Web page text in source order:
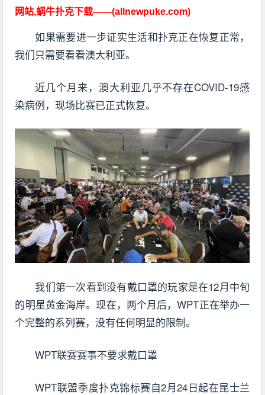
网站,蜗牛扑克下载——(allnewpuke.com)
如果需要进一步证实生活和扑克正在恢复正常，
我们只需要看看澳大利亚。
近几个月来，澳大利亚几乎不存在COVID-19感
染病例，现场比赛已正式恢复。
我们第一次看到没有戴口罩的玩家是在12月中旬
的明星黄金海岸。现在，两个月后，WPT正在举办一
个完整的系列赛，没有任何明显的限制。
WPT联赛赛事不要求戴口罩
WPT联盟季度扑克锦标赛自2月24日起在昆士兰